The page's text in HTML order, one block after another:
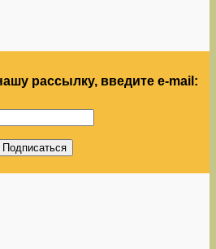
рассылку, введите e-mail: